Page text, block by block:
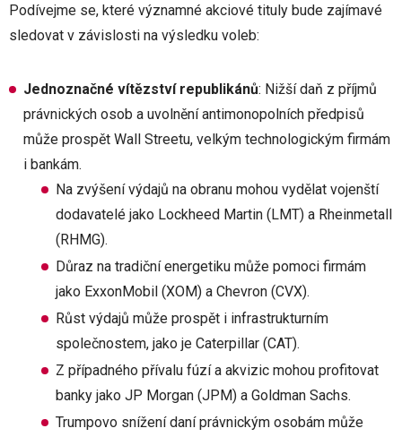
Podívejme se, které významné akciové tituly bude zajímavé
sledovat v závislosti na výsledku voleb:
Jednoznačné vítězství republikánů: Nižší daň z příjmů
právnických osob a uvolnění antimonopolních předpisů
může prospět Wall Streetu, velkým technologickým firmám
i bankám.
Na zvýšení výdajů na obranu mohou vydělat vojenští
dodavatelé jako Lockheed Martin (LMT) a Rheinmetall
(RHMG).
Důraz na tradiční energetiku může pomoci firmám
jako ExxonMobil (XOM) a Chevron (CVX).
Růst výdajů může prospět i infrastrukturním
společnostem, jako je Caterpillar (CAT).
Z případného přívalu fúzí a akvizic mohou profitovat
banky jako JP Morgan (JPM) a Goldman Sachs.
Trumpovo snížení daní právnickým osobám může